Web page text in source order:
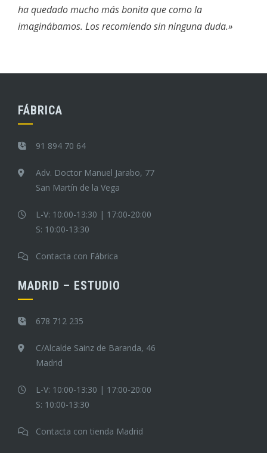
ha quedado mucho más bonita que como la
imaginábamos. Los recomiendo sin ninguna duda.»
FÁBRICA
91 894 70 64
Adv. Doctor Manuel Jarabo, 77
San Martín de la Vega
L-V: 10:00-13:30 | 17:00-20:00
S: 10:00-13:30
Contacta con Fábrica
MADRID – ESTUDIO
678 712 235
C/Alcalde Sainz de Baranda, 46
Madrid
L-V: 10:00-13:30 | 17:00-20:00
S: 10:00-13:30
Contacta con tienda Madrid